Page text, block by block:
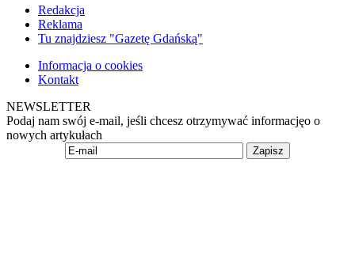
Redakcja
Reklama
Tu znajdziesz "Gazetę Gdańską"
Informacja o cookies
Kontakt
NEWSLETTER
Podaj nam swój e-mail, jeśli chcesz otrzymywać informacjęo o
nowych artykułach
Zapisz